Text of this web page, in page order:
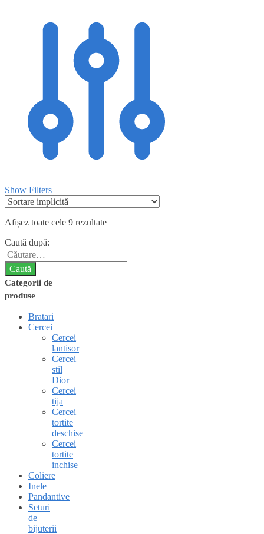
Show Filters
Afișez toate cele 9 rezultate
Caută după:
Categorii de
produse
Bratari
Cercei
Cercei
lantisor
Cercei
stil
Dior
Cercei
tija
Cercei
tortite
deschise
Cercei
tortite
inchise
Coliere
Inele
Pandantive
Seturi
de
bijuterii